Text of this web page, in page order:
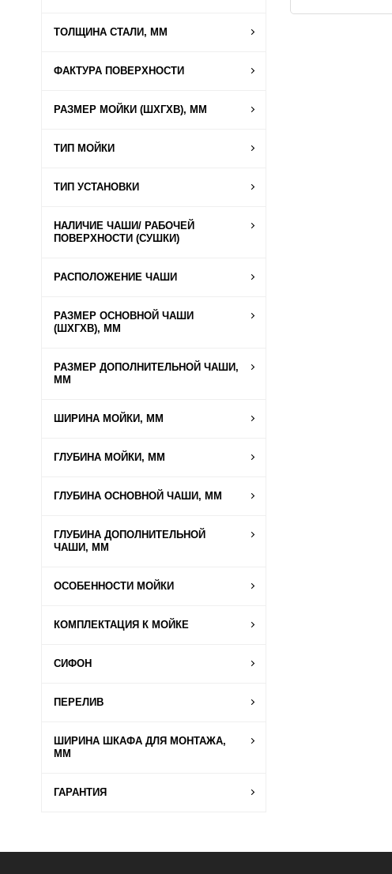
ТОЛЩИНА СТАЛИ, ММ
ФАКТУРА ПОВЕРХНОСТИ
РАЗМЕР МОЙКИ (ШХГХВ), ММ
ТИП МОЙКИ
ТИП УСТАНОВКИ
НАЛИЧИЕ ЧАШИ/ РАБОЧЕЙ
ПОВЕРХНОСТИ (СУШКИ)
РАСПОЛОЖЕНИЕ ЧАШИ
РАЗМЕР ОСНОВНОЙ ЧАШИ
(ШХГХВ), ММ
РАЗМЕР ДОПОЛНИТЕЛЬНОЙ ЧАШИ,
ММ
ШИРИНА МОЙКИ, ММ
ГЛУБИНА МОЙКИ, ММ
ГЛУБИНА ОСНОВНОЙ ЧАШИ, ММ
ГЛУБИНА ДОПОЛНИТЕЛЬНОЙ
ЧАШИ, ММ
ОСОБЕННОСТИ МОЙКИ
КОМПЛЕКТАЦИЯ К МОЙКЕ
СИФОН
ПЕРЕЛИВ
ШИРИНА ШКАФА ДЛЯ МОНТАЖА,
ММ
ГАРАНТИЯ